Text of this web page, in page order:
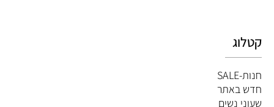
קטלוג
חנות-SALE
חדש באתר
שעוני נשים